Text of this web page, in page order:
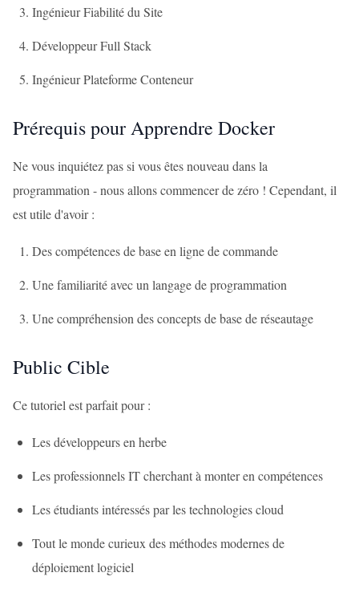
Ingénieur Fiabilité du Site
Développeur Full Stack
Ingénieur Plateforme Conteneur
Prérequis pour Apprendre Docker
Ne vous inquiétez pas si vous êtes nouveau dans la
programmation - nous allons commencer de zéro ! Cependant, il
est utile d'avoir :
Des compétences de base en ligne de commande
Une familiarité avec un langage de programmation
Une compréhension des concepts de base de réseautage
Public Cible
Ce tutoriel est parfait pour :
Les développeurs en herbe
Les professionnels IT cherchant à monter en compétences
Les étudiants intéressés par les technologies cloud
Tout le monde curieux des méthodes modernes de
déploiement logiciel